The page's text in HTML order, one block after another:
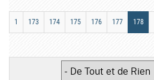
1 173 174 175 176 177 178